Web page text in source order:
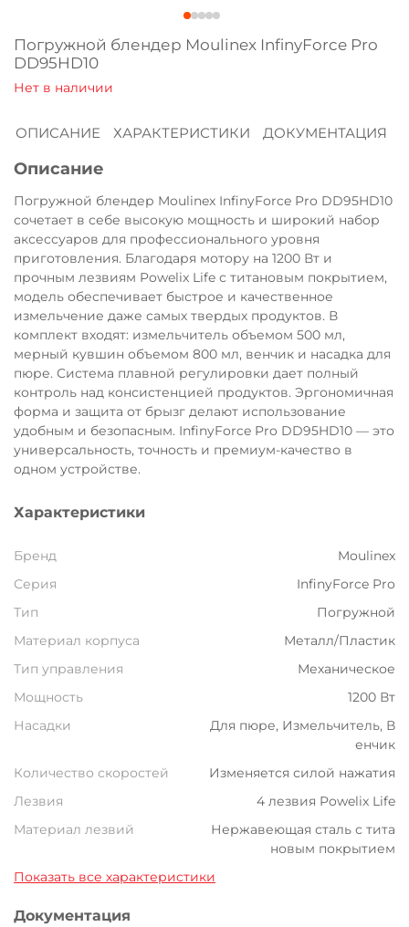
Погружной блендер Moulinex InfinyForce Pro
DD95HD10
ОПИСАНИЕ ХАРАКТЕРИСТИКИ ДОКУМЕНТАЦИЯ
Описание
Погружной блендер Moulinex InfinyForce Pro DD95HD10
сочетает в себе высокую мощность и широкий набор
аксессуаров для профессионального уровня
приготовления. Благодаря мотору на 1200 Вт и
прочным лезвиям Powelix Life с титановым покрытием,
модель обеспечивает быстрое и качественное
измельчение даже самых твердых продуктов. В
комплект входят: измельчитель объемом 500 мл,
мерный кувшин объемом 800 мл, венчик и насадка для
пюре. Система плавной регулировки дает полный
контроль над консистенцией продуктов. Эргономичная
форма и защита от брызг делают использование
удобным и безопасным. InfinyForce Pro DD95HD10 — это
универсальность, точность и премиум-качество в
одном устройстве.
Характеристики
Бренд
Moulinex
Серия
InfinyForce Pro
Тип
Погружной
Материал корпуса
Металл/Пластик
Тип управления
Механическое
Мощность
1200 Вт
Насадки
Для пюре, Измельчитель, В
енчик
Количество скоростей
Изменяется силой нажатия
Лезвия
4 лезвия Powelix Life
Материал лезвий
Нержавеющая сталь с тита
новым покрытием
Показать все характеристики
Документация
Оплачивайте сегодня только 25
% картой
любого банка
выбранный способом
Оставшиеся 75% будут
списыватьсяс вашей карты
по25 %каждые 2 недели
Подробнее
об оплате Плайтом
25
раз в 2 недели
Остались вопросы?
8 800 302-02-51